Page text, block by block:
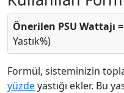
Önerilen PSU Wattajı =
Yastık%)
Formül, sisteminizin
yüzdeyastığı ekler. Bu